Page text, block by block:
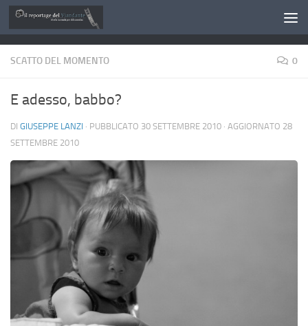
Salta al contenuto
SCATTO DEL MOMENTO 0
E adesso, babbo?
DI GIUSEPPE LANZI · PUBBLICATO 30 SETTEMBRE 2010 · AGGIORNATO 28
SETTEMBRE 2010